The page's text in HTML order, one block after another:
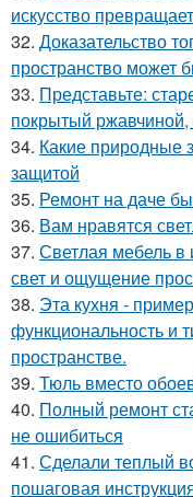
искусство
32. Доказательство
пространство может
33. Представьте:
покрытый
34. Какие природные
защитой
35. Ремонт на даче
36. Вам нравятся
37. Светлая мебель в
свет и ощущение
38. Эта кухня -
функциональность и
пространстве.
39. Тюль вместо
40. Полный ремонт
не ошибиться
41. Сделали теплый
пошаговая